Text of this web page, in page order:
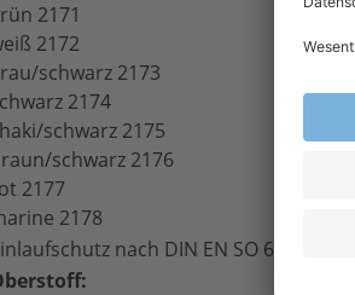
2171
2172
schwarz 2173
2174
schwarz 2175
schwarz 2176
2177
2178
nach DIN EN SO 6330